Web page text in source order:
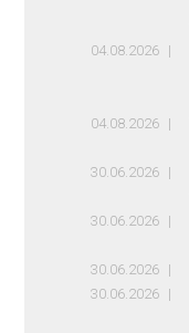
04.08.2026
04.08.2026
30.06.2026
30.06.2026
30.06.2026
30.06.2026